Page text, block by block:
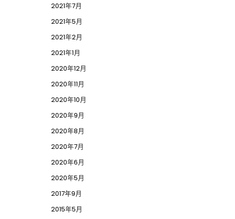
2021年7月
2021年5月
2021年2月
2021年1月
2020年12月
2020年11月
2020年10月
2020年9月
2020年8月
2020年7月
2020年6月
2020年5月
2017年9月
2015年5月